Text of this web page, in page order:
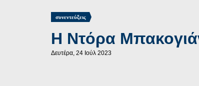
συνεντεύξεις
Η Ντόρα
Δευτέρα, 24 Ιούλ 2023